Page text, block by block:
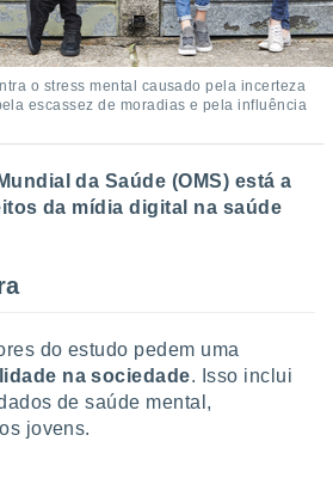
o stress mental causado pela incerteza
escassez de moradias e pela influência
da Saúde (OMS) está a
da mídia digital na saúde
do estudo pedem uma
na sociedade. Isso inclui
de saúde mental,
jovens.